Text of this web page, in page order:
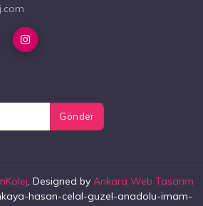
Gönder
. Designed by Ankara Web Tasarım
hasan-celal-guzel-anadolu-imam-